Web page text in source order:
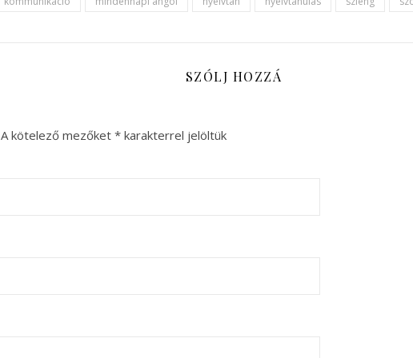
SZÓLJ HOZZÁ
A kötelező mezőket * karakterrel jelöltük